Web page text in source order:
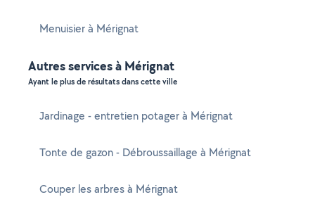
Menuisier à Mérignat
Autres services à Mérignat
Ayant le plus de résultats dans cette ville
Jardinage - entretien potager à Mérignat
Tonte de gazon - Débroussaillage à Mérignat
Couper les arbres à Mérignat